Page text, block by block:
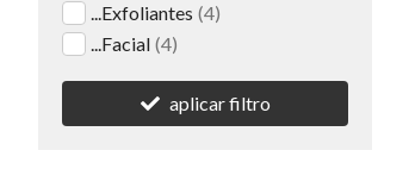
...Exfoliantes (4)
...Facial (4)
aplicar filtro